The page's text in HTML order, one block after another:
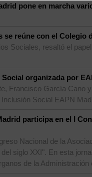
pone en marcha
reúne con el Colegio
Sociales, resaltó el
organizada por
Francisco García Cano
Social EAPN
participa en el I
Nacional de la
siglo XXI". En esta
de la Administración